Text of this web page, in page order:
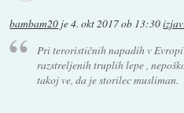
bambam20 je4. okt 2017 ob 13:30
Pri terorističnih napadih v
razstreljenih truplih lepe ,
takoj ve, da je storilec musliman.